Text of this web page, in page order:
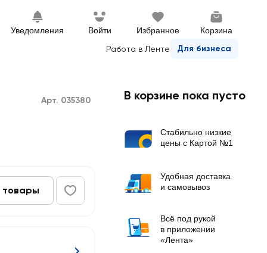
Уведомления Войти Избранное Корзина
Работа в Ленте Для бизнеса
Арт. 035380
товары
В корзине пока пусто
Стабильно низкие
цены с Картой №1
Удобная доставка
и самовывоз
Всё под рукой
в приложении
«Лента»